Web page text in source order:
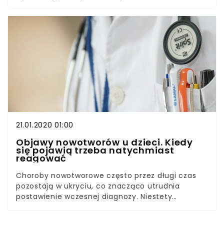
szybciej.
21.01.2020 01:00
Objawy nowotworów u dzieci. Kiedy
się pojawią trzeba natychmiast
reagować
Choroby nowotworowe często przez długi czas
pozostają w ukryciu, co znacząco utrudnia
postawienie wczesnej diagnozy. Niestety